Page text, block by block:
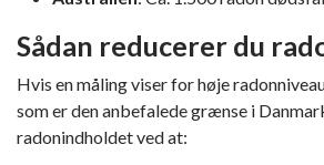
Sådan reducerer du
Hvis en måling viser for høje
som er den anbefalede grænse i
radonindholdet ved at: